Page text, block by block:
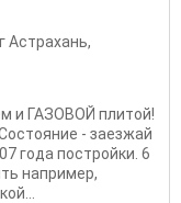
Астрахань,
и ГАЗОВОЙ плитой!
- заезжай
года постройки. 6
например,